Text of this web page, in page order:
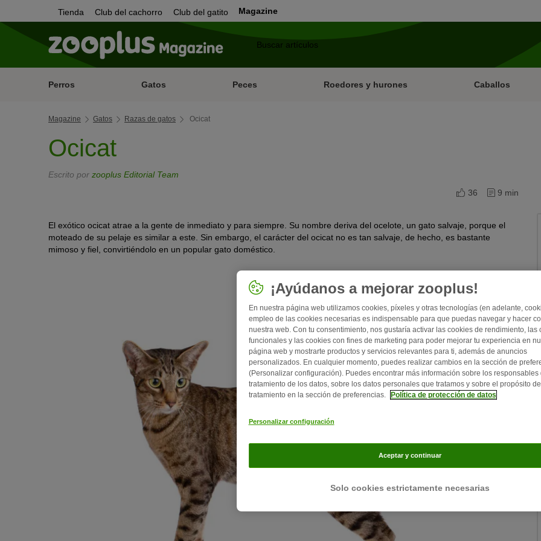
Tienda Club del cachorro Club del gatito Magazine
Perros Gatos Peces Roedores y hurones Caballos
Magazine Gatos Razas de gatos Ocicat
Ocicat
Escrito por zooplus Editorial Team
36
9 min
El exótico ocicat atrae a la gente de inmediato y para siempre. Su nombre deriva del ocelote, un gato salvaje, porque el
moteado de su pelaje es similar a este. Sin embargo, el carácter del ocicat no es tan salvaje, de hecho, es bastante
mimoso y fiel, convirtiéndolo en un popular gato doméstico.
¡Ayúdanos a mejorar zooplus!
En nuestra página web utilizamos cookies, píxeles y otras tecnologías (en adelante,
empleo de las cookies necesarias es indispensable para que puedas navegar y hacer
nuestra web. Con tu consentimiento, nos gustaría activar las cookies de rendimiento, las
funcionales y las cookies con fines de marketing para poder mejorar tu experiencia en
página web y mostrarte productos y servicios relevantes para ti, además de anuncios
personalizados. En cualquier momento, puedes realizar cambios en la sección de
(Personalizar configuración). Puedes encontrar más información sobre los responsables
tratamiento de los datos, sobre los datos personales que tratamos y sobre el propósito
tratamiento en la sección de preferencias.
Política de protección de datos
Personalizar configuración
Solo cookies estrictamente necesarias
Aceptar y continuar